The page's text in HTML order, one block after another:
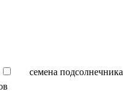
семена подсолнечника